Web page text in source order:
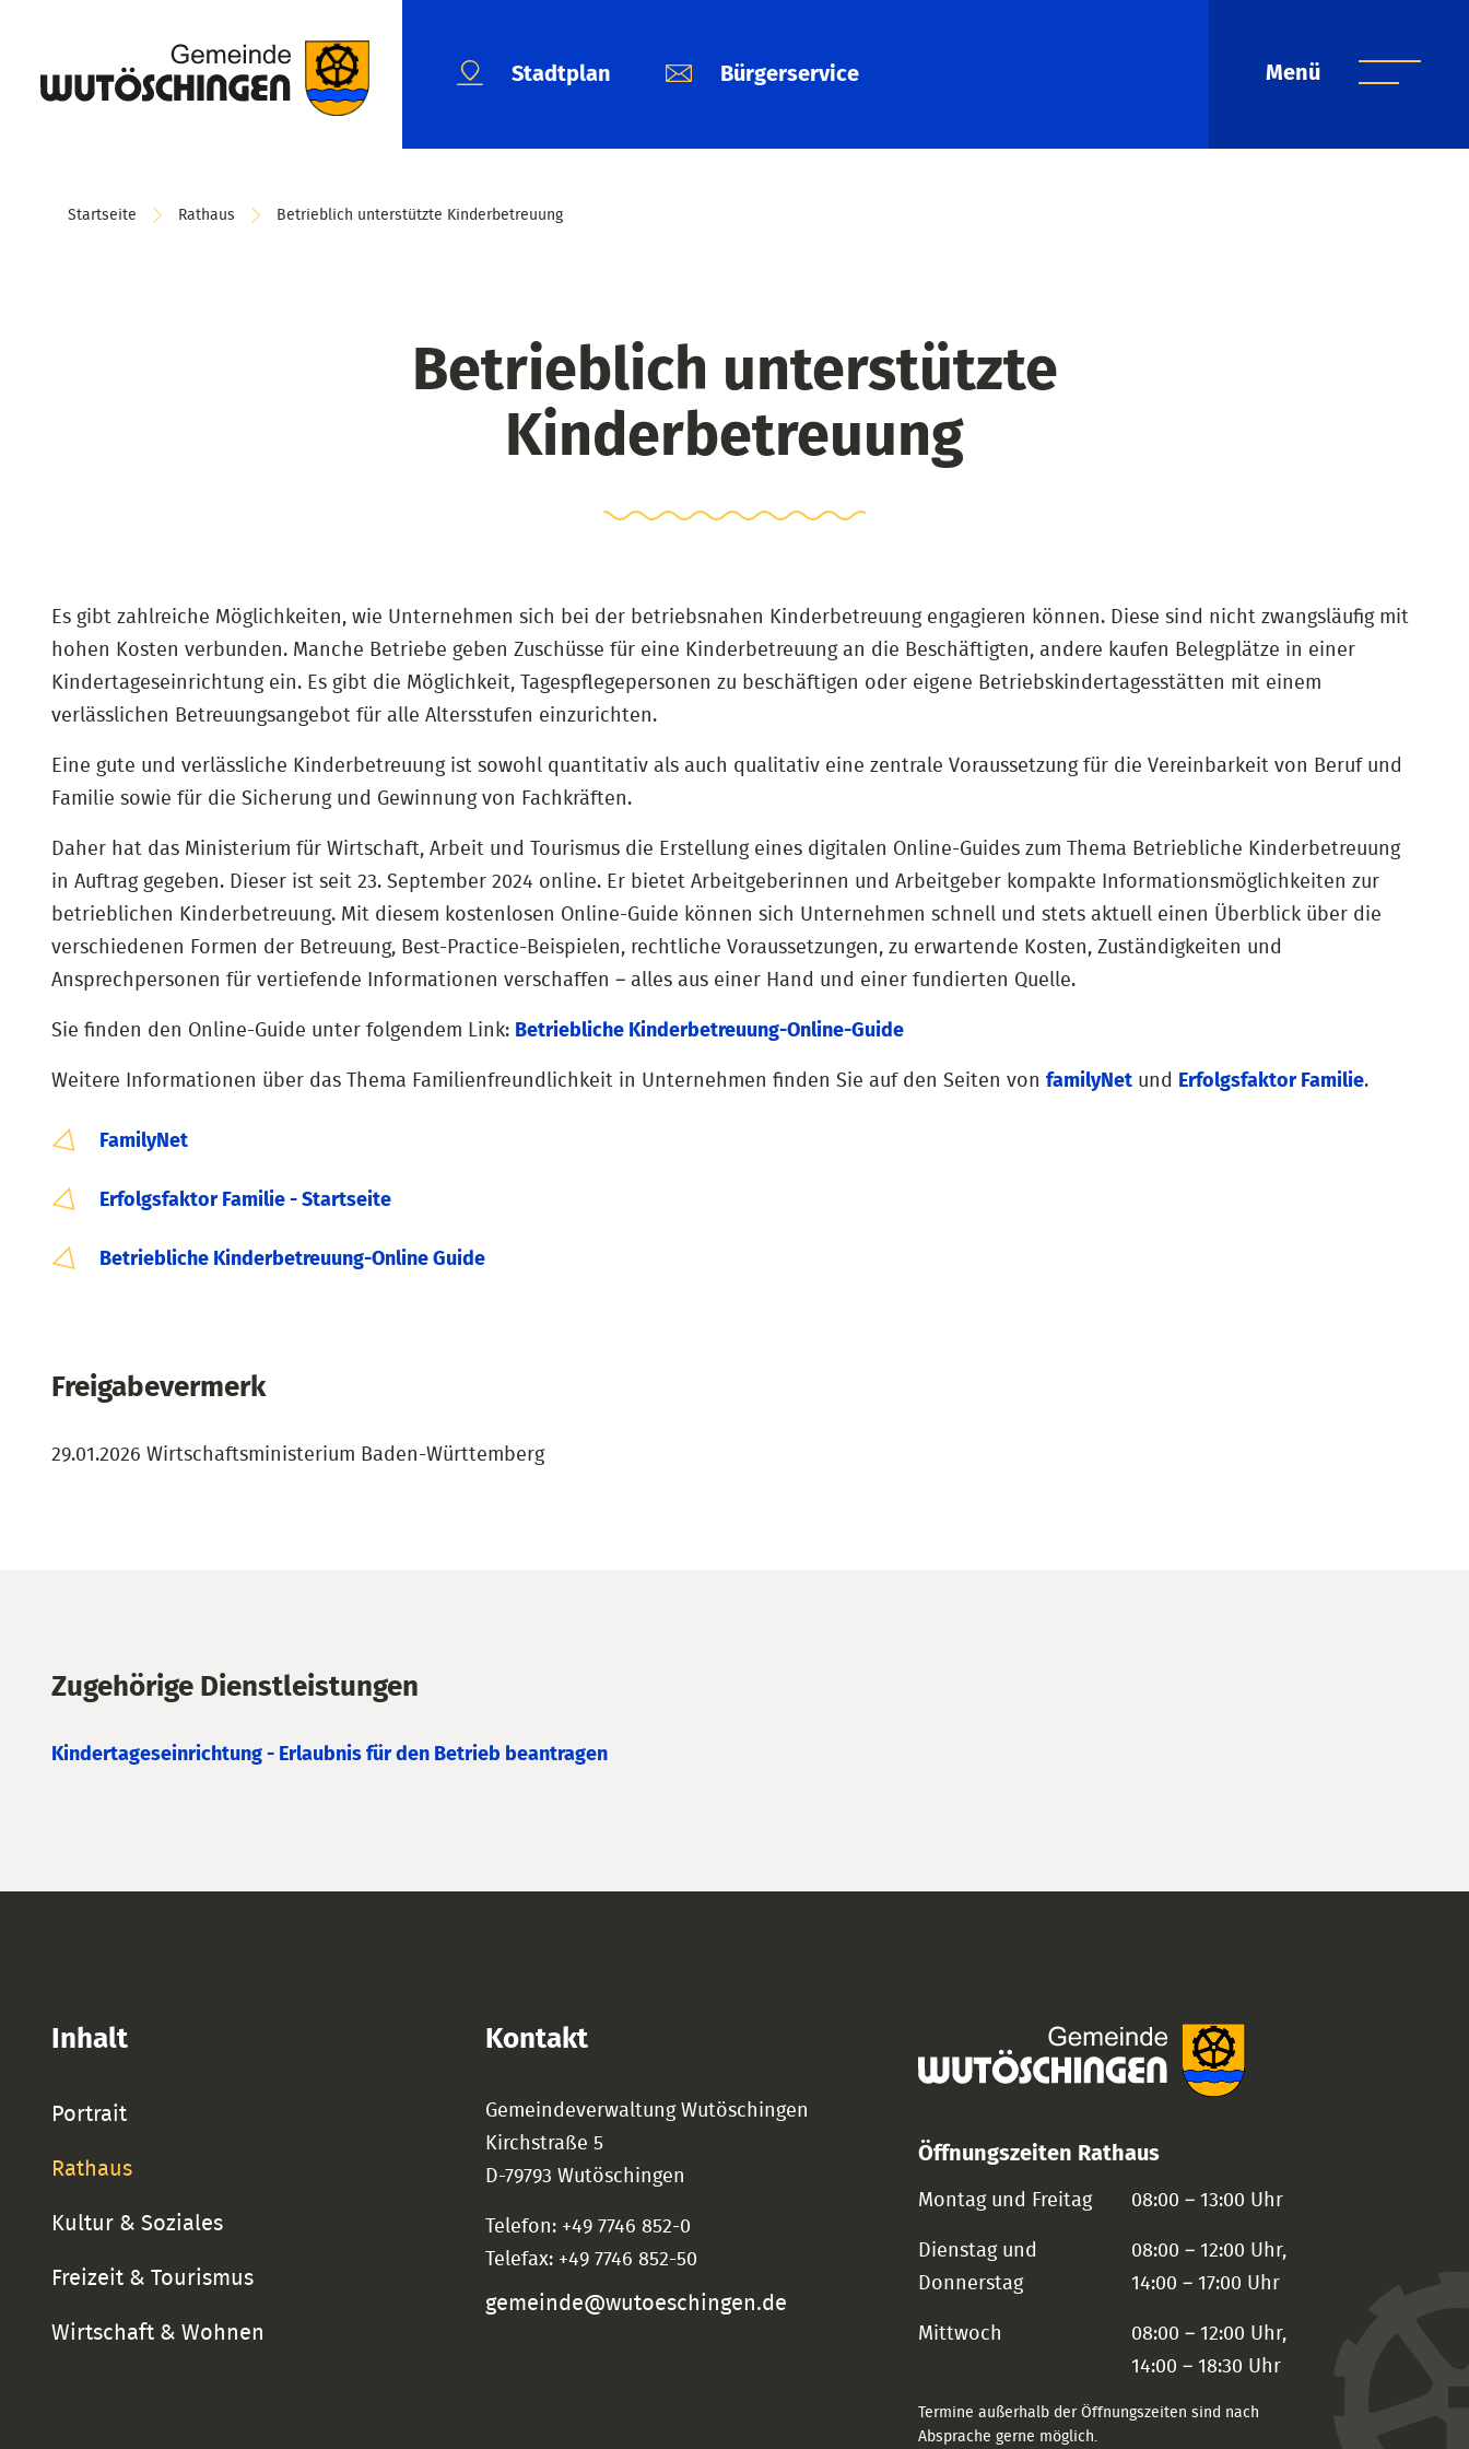
Stadtplan Bürgerservice Menü
Startseite Rathaus Betrieblich unterstützte Kinderbetreuung
Betrieblich unterstützte
Kinderbetreuung
Es gibt zahlreiche Möglichkeiten, wie Unternehmen sich bei der betriebsnahen Kinderbetreuung engagieren können. Diese sind nicht zwangsläufig mit
hohen Kosten verbunden. Manche Betriebe geben Zuschüsse für eine Kinderbetreuung an die Beschäftigten, andere kaufen Belegplätze in einer
Kindertageseinrichtung ein. Es gibt die Möglichkeit, Tagespflegepersonen zu beschäftigen oder eigene Betriebskindertagesstätten mit einem
verlässlichen Betreuungsangebot für alle Altersstufen einzurichten.
Eine gute und verlässliche Kinderbetreuung ist sowohl quantitativ als auch qualitativ eine zentrale Voraussetzung für die Vereinbarkeit von Beruf und
Familie sowie für die Sicherung und Gewinnung von Fachkräften.
Daher hat das Ministerium für Wirtschaft, Arbeit und Tourismus die Erstellung eines digitalen Online-Guides zum Thema Betriebliche Kinderbetreuung
in Auftrag gegeben. Dieser ist seit 23. September 2024 online. Er bietet Arbeitgeberinnen und Arbeitgeber kompakte Informationsmöglichkeiten zur
betrieblichen Kinderbetreuung. Mit diesem kostenlosen Online-Guide können sich Unternehmen schnell und stets aktuell einen Überblick über die
verschiedenen Formen der Betreuung, Best-Practice-Beispielen, rechtliche Voraussetzungen, zu erwartende Kosten, Zuständigkeiten und
Ansprechpersonen für vertiefende Informationen verschaffen – alles aus einer Hand und einer fundierten Quelle.
Sie finden den Online-Guide unter folgendem Link: Betriebliche Kinderbetreuung-Online-Guide
Weitere Informationen über das Thema Familienfreundlichkeit in Unternehmen finden Sie auf den Seiten von familyNet und Erfolgsfaktor Familie.
FamilyNet
Erfolgsfaktor Familie - Startseite
Betriebliche Kinderbetreuung-Online Guide
Freigabevermerk
29.01.2026 Wirtschaftsministerium Baden-Württemberg
Zugehörige Dienstleistungen
Kindertageseinrichtung - Erlaubnis für den Betrieb beantragen
Inhalt
Portrait
Rathaus
Kultur & Soziales
Freizeit & Tourismus
Wirtschaft & Wohnen
Kontakt
Gemeindeverwaltung Wutöschingen
Kirchstraße 5
D-79793 Wutöschingen
Telefon: +49 7746 852-0
Telefax: +49 7746 852-50
gemeinde@wutoeschingen.de
Öffnungszeiten Rathaus
Montag und Freitag 08:00 – 13:00 Uhr
Dienstag und
Donnerstag
08:00 – 12:00 Uhr,
14:00 – 17:00 Uhr
Mittwoch
08:00 – 12:00 Uhr,
14:00 – 18:30 Uhr
Termine außerhalb der Öffnungszeiten sind nach
Absprache gerne möglich.